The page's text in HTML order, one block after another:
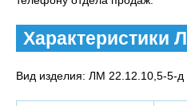
Характеристики
Вид изделия: ЛМ 22.12.10,5-5-д